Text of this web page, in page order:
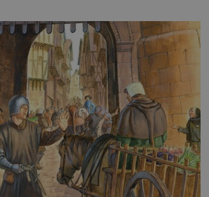
zemí a k tomu